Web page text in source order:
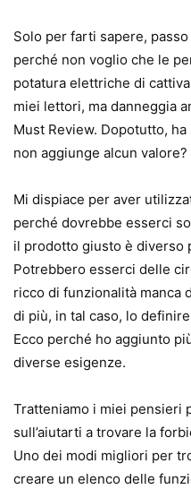
Solo per farti sapere,
perché non voglio che le
potatura elettriche di
miei lettori, ma danneggia
Must Review. Dopotutto,
non aggiunge alcun valore?
Mi dispiace per aver
perché dovrebbe esserci
il prodotto giusto è diverso
Potrebbero esserci delle
ricco di funzionalità manca
di più, in tal caso, lo
Ecco perché ho aggiunto
diverse esigenze.
Tratteniamo i miei pensieri
sull’aiutarti a trovare la
Uno dei modi migliori per
creare un elenco delle